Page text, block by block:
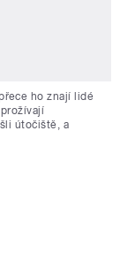
ho znají lidé
útočiště, a